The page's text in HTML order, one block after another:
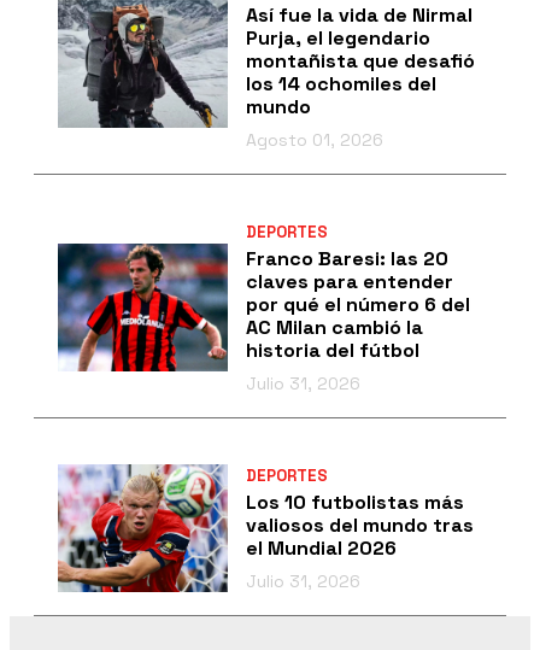
Así fue la vida de Nirmal
Purja, el legendario
montañista que desafió
los 14 ochomiles del
mundo
Agosto 01, 2026
DEPORTES
Franco Baresi: las 20
claves para entender
por qué el número 6 del
AC Milan cambió la
historia del fútbol
Julio 31, 2026
DEPORTES
Los 10 futbolistas más
valiosos del mundo tras
el Mundial 2026
Julio 31, 2026